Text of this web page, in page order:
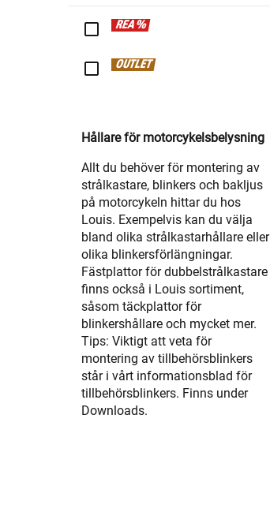
REA %
OUTLET
Hållare för motorcykelsbelysning
Allt du behöver för montering av
strålkastare, blinkers och bakljus
på motorcykeln hittar du hos
Louis. Exempelvis kan du välja
bland olika strålkastarhållare eller
olika blinkersförlängningar.
Fästplattor för dubbelstrålkastare
finns också i Louis sortiment,
såsom täckplattor för
blinkershållare och mycket mer.
Tips: Viktigt att veta för
montering av tillbehörsblinkers
står i vårt informationsblad för
tillbehörsblinkers. Finns under
Downloads.